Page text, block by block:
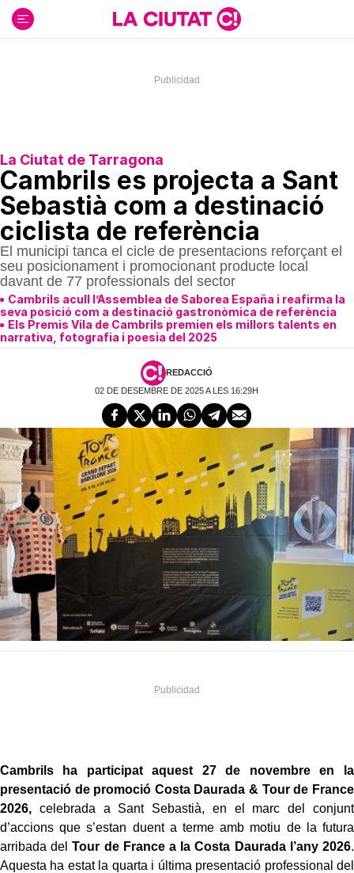
contenido
La Ciutat de Tarragona
Cambrils es projecta a Sant
Sebastià com a destinació
ciclista de referència
El municipi tanca el cicle de presentacions reforçant el
seu posicionament i promocionant producte local
davant de 77 professionals del sector
Cambrils acull l’Assemblea de Saborea España i reafirma la
seva posició com a destinació gastronòmica de referència
Els Premis Vila de Cambrils premien els millors talents en
narrativa, fotografia i poesia del 2025
REDACCIÓ
02 DE DESEMBRE DE 2025 A LES 16:29H
Cambrils ha participat aquest 27 de novembre en la
presentació de promoció Costa Daurada & Tour de France
2026, celebrada a Sant Sebastià, en el marc del conjunt
d’accions que s’estan duent a terme amb motiu de la futura
arribada delTour de France a la Costa Daurada l’any 2026.
Aquesta ha estat la quarta i última presentació professional del